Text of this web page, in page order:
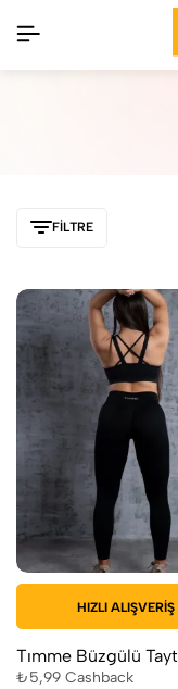
FILTRE
HIZLI ALIŞVERIŞ
Tımme Büzgülü Tayt
₺5,99 Cashback